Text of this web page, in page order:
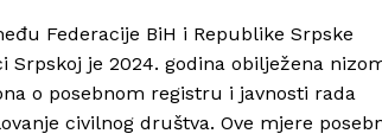
Federacije BiH i Republike Srpske
Srpskoj je 2024. godina obilježena
o posebnom registru i javnosti rada
civilnog društva. Ove mjere